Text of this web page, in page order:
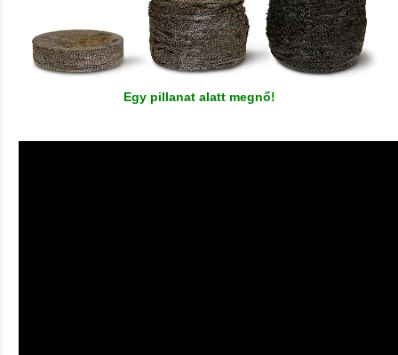
Egy pillanat alatt megnő!